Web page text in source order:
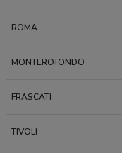
ROMA
MONTEROTONDO
FRASCATI
TIVOLI